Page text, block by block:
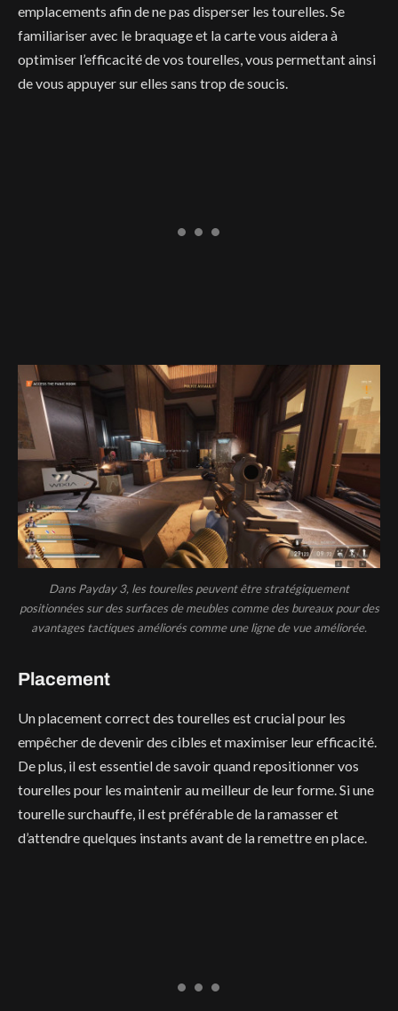
emplacements afin de ne pas disperser les tourelles. Se
familiariser avec le braquage et la carte vous aidera à
optimiser l’efficacité de vos tourelles, vous permettant ainsi
de vous appuyer sur elles sans trop de soucis.
Dans Payday 3, les tourelles peuvent être stratégiquement
positionnées sur des surfaces de meubles comme des bureaux pour des
avantages tactiques améliorés comme une ligne de vue améliorée.
Placement
Un placement correct des tourelles est crucial pour les
empêcher de devenir des cibles et maximiser leur efficacité.
De plus, il est essentiel de savoir quand repositionner vos
tourelles pour les maintenir au meilleur de leur forme. Si une
tourelle surchauffe, il est préférable de la ramasser et
d’attendre quelques instants avant de la remettre en place.